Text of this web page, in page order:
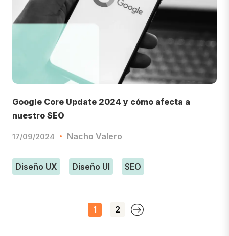
Google Core Update 2024 y cómo afecta a
nuestro SEO
17/09/2024 Nacho Valero
Diseño UX Diseño UI SEO
1 2